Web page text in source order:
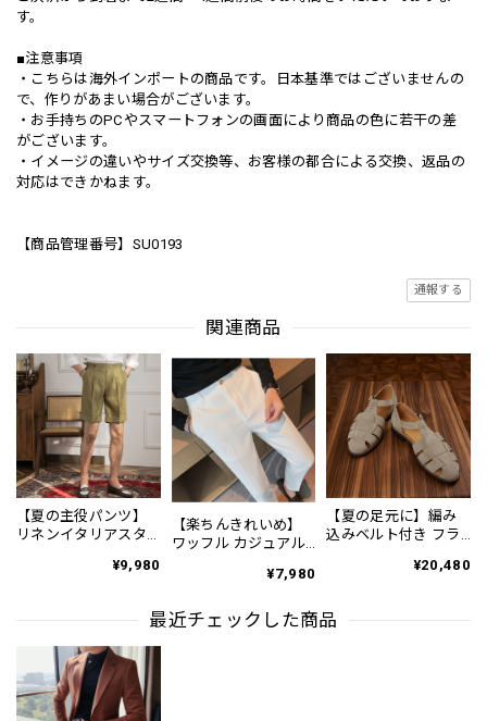
す。
■注意事項
・こちらは海外インポートの商品です。日本基準ではございませんの
で、作りがあまい場合がございます。
・お手持ちのPCやスマートフォンの画面により商品の色に若干の差
がございます。
・イメージの違いやサイズ交換等、お客様の都合による交換、返品の
対応はできかねます。
【商品管理番号】SU0193
通報する
関連商品
【夏の主役パンツ】
リネンイタリアスタ
3Color PA0121¥9,980
【楽ちんきれいめ】
ワッフル カジュアル
¥7,980
【夏の足元に】編み
込みベルト付き フラ
¥20,480
最近チェックした商品